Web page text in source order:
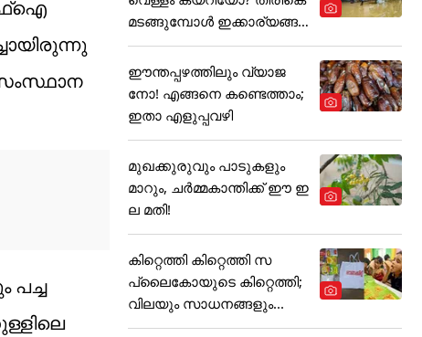
പച്ച
മടങ്ങുമ്പോൾ ഇക്കാര്യങ്ങ
ൾ
ഈന്തപ്പഴത്തിലും വ്യാജ
നോ! എങ്ങനെ കണ്ടെത്താം;
ഇതാ എളുപ്പവഴി
മുഖക്കുരുവും പാടുകളും
മാറും, ചർമ്മകാന്തിക്ക് ഈ ഇ
ല മതി!
കിറ്റെത്തി കിറ്റെത്തി സ
പ്ലൈകോയുടെ കിറ്റെത്തി;
വിലയും സാധനങ്ങളും...